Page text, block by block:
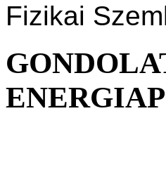
Fizikai